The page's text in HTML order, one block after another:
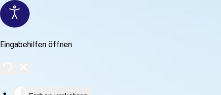
Eingabehilfen öffnen